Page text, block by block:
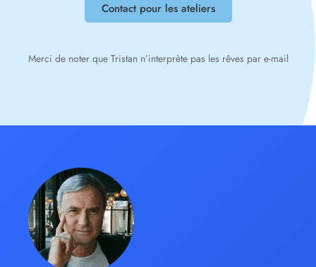
Contact pour les ateliers
Merci de noter que Tristan n’interprète pas les rêves par e-mail